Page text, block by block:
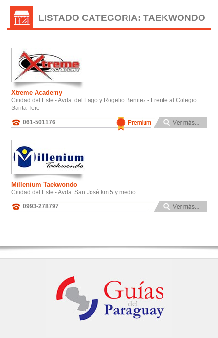
LISTADO CATEGORIA: TAEKWONDO
Xtreme Academy
Ciudad del Este - Avda. del Lago y Rogelio Benitez - Frente al Colegio
Santa Tere
061-501176
Millenium Taekwondo
Ciudad del Este - Avda. San José km 5 y medio
0993-278797